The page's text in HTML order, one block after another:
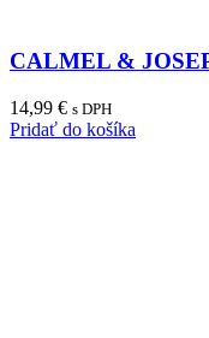
CALMEL &
14,99 € s DPH
Pridať do košíka